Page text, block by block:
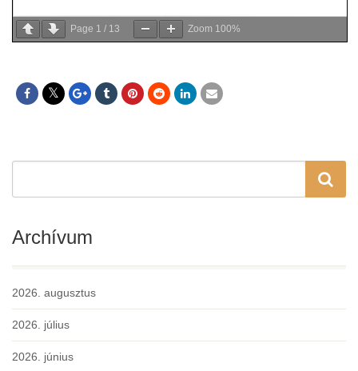
Page 1 / 13 Zoom 100%
Archívum
2026. augusztus
2026. július
2026. június